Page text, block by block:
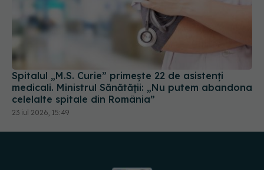
Spitalul „M.S. Curie” primește 22 de asistenți
medicali. Ministrul Sănătății: „Nu putem abandona
celelalte spitale din România”
23 iul 2026, 15:49